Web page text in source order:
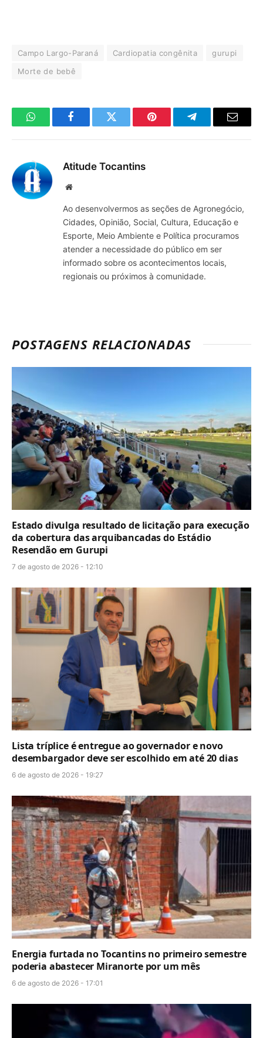
Campo Largo-Paraná Cardiopatia congênita
gurupi
Morte de bebê
WhatsAppFacebookTwitter Pinterest TelegramaE-
Atitude Tocantins
Site
Ao desenvolvermos as seções de Agronegócio,
Cidades, Opinião, Social, Cultura, Educação e
Esporte, Meio Ambiente e Política procuramos
atender a necessidade do público em ser
informado sobre os acontecimentos locais,
regionais ou próximos à comunidade.
POSTAGENS RELACIONADAS
Estado divulga resultado de licitação para execução
da cobertura das arquibancadas do Estádio
Resendão em Gurupi
7 de agosto de 2026 - 12:10
Lista tríplice é entregue ao governador e novo
desembargador deve ser escolhido em até 20 dias
6 de agosto de 2026 - 19:27
Energia furtada no Tocantins no primeiro semestre
poderia abastecer Miranorte por um mês
6 de agosto de 2026 - 17:01